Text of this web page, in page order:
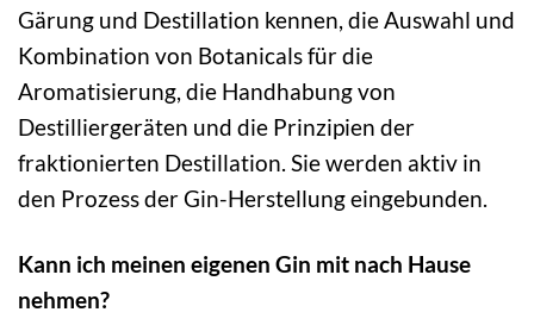
Gärung und Destillation kennen, die Auswahl und
Kombination von Botanicals für die
Aromatisierung, die Handhabung von
Destilliergeräten und die Prinzipien der
fraktionierten Destillation. Sie werden aktiv in
den Prozess der Gin-Herstellung eingebunden.
Kann ich meinen eigenen Gin mit nach Hause
nehmen?